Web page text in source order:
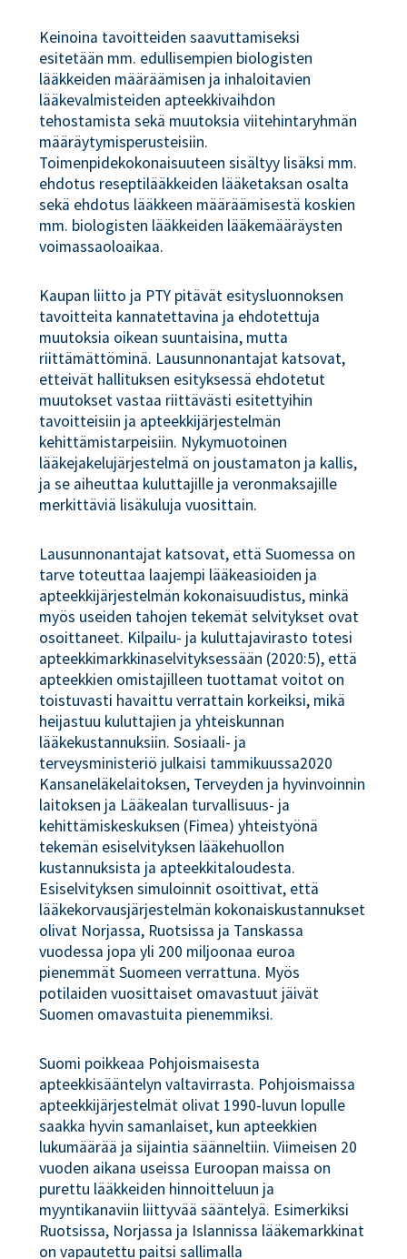
Keinoina tavoitteiden saavuttamiseksi
esitetään mm. edullisempien biologisten
lääkkeiden määräämisen ja inhaloitavien
lääkevalmisteiden apteekkivaihdon
tehostamista sekä muutoksia viitehintaryhmän
määräytymisperusteisiin.
Toimenpidekokonaisuuteen sisältyy lisäksi mm.
ehdotus reseptilääkkeiden lääketaksan osalta
sekä ehdotus lääkkeen määräämisestä koskien
mm. biologisten lääkkeiden lääkemääräysten
voimassaoloaikaa.
Kaupan liitto ja PTY pitävät esitysluonnoksen
tavoitteita kannatettavina ja ehdotettuja
muutoksia oikean suuntaisina, mutta
riittämättöminä. Lausunnonantajat katsovat,
etteivät hallituksen esityksessä ehdotetut
muutokset vastaa riittävästi esitettyihin
tavoitteisiin ja apteekkijärjestelmän
kehittämistarpeisiin. Nykymuotoinen
lääkejakelujärjestelmä on joustamaton ja kallis,
ja se aiheuttaa kuluttajille ja veronmaksajille
merkittäviä lisäkuluja vuosittain.
Lausunnonantajat katsovat, että Suomessa on
tarve toteuttaa laajempi lääkeasioiden ja
apteekkijärjestelmän kokonaisuudistus, minkä
myös useiden tahojen tekemät selvitykset ovat
osoittaneet. Kilpailu- ja kuluttajavirasto totesi
apteekkimarkkinaselvityksessään (2020:5), että
apteekkien omistajilleen tuottamat voitot on
toistuvasti havaittu verrattain korkeiksi, mikä
heijastuu kuluttajien ja yhteiskunnan
lääkekustannuksiin. Sosiaali- ja
terveysministeriö julkaisi tammikuussa2020
Kansaneläkelaitoksen, Terveyden ja hyvinvoinnin
laitoksen ja Lääkealan turvallisuus- ja
kehittämiskeskuksen (Fimea) yhteistyönä
tekemän esiselvityksen lääkehuollon
kustannuksista ja apteekkitaloudesta.
Esiselvityksen simuloinnit osoittivat, että
lääkekorvausjärjestelmän kokonaiskustannukset
olivat Norjassa, Ruotsissa ja Tanskassa
vuodessa jopa yli 200 miljoonaa euroa
pienemmät Suomeen verrattuna. Myös
potilaiden vuosittaiset omavastuut jäivät
Suomen omavastuita pienemmiksi.
Suomi poikkeaa Pohjoismaisesta
apteekkisääntelyn valtavirrasta. Pohjoismaissa
apteekkijärjestelmät olivat 1990-luvun lopulle
saakka hyvin samanlaiset, kun apteekkien
lukumäärää ja sijaintia säänneltiin. Viimeisen 20
vuoden aikana useissa Euroopan maissa on
purettu lääkkeiden hinnoitteluun ja
myyntikanaviin liittyvää sääntelyä. Esimerkiksi
Ruotsissa, Norjassa ja Islannissa lääkemarkkinat
on vapautettu paitsi sallimalla